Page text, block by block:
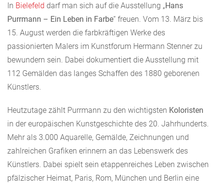
In Bielefeld darf man sich auf die Ausstellung „Hans
Purrmann – Ein Leben in Farbe“ freuen. Vom 13. März bis
15. August werden die farbkräftigen Werke des
passionierten Malers im Kunstforum Hermann Stenner zu
bewundern sein. Dabei dokumentiert die Ausstellung mit
112 Gemälden das langes Schaffen des 1880 geborenen
Künstlers.
Heutzutage zählt Purrmann zu den wichtigsten Koloristen
in der europäischen Kunstgeschichte des 20. Jahrhunderts.
Mehr als 3.000 Aquarelle, Gemälde, Zeichnungen und
zahlreichen Grafiken erinnern an das Lebenswerk des
Künstlers. Dabei spielt sein etappenreiches Leben zwischen
pfälzischer Heimat, Paris, Rom, München und Berlin eine